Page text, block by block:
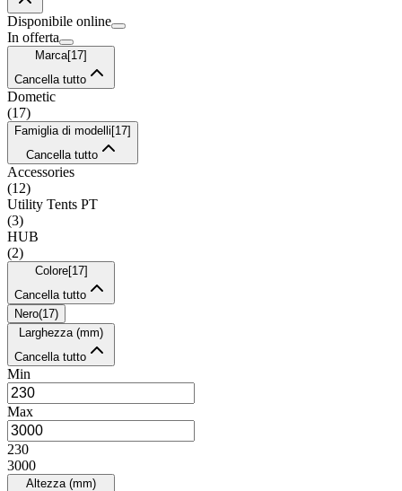
Disponibile online
In offerta
Marca[17]
Cancella tutto
Dometic
(17)
Famiglia di modelli [17]
Cancella tutto
Accessories
(12)
Utility Tents PT
(3)
HUB
(2)
Colore[17]
Cancella tutto
Nero(17)
Larghezza (mm)
Cancella tutto
Min
Max
230
3000
Altezza (mm)